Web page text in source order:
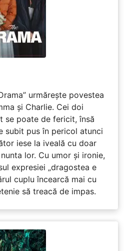
urmărește povestea
și Charlie. Cei doi
se poate de fericit, însă
subit pus în pericol atunci
iese la iveală cu doar
lor. Cu umor și ironie,
expresiei „dragostea e
cuplu încearcă mai cu
să treacă de impas.